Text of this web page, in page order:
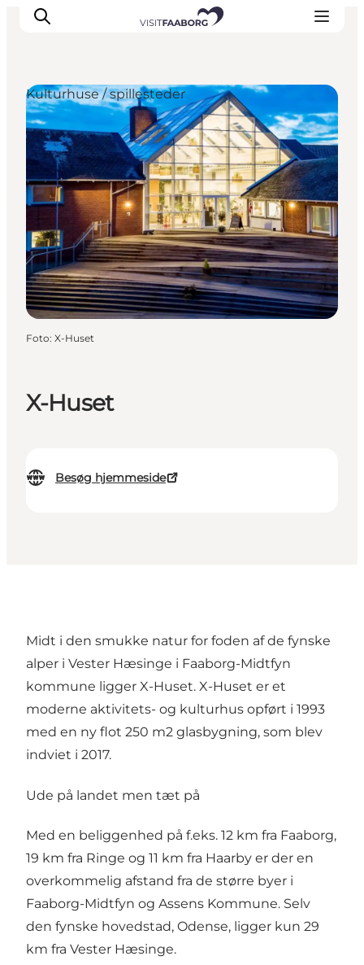
Overnatning
Spisesteder
Oplevelser
Øhop
Outdoor
Det sker
X-Huset
Besøg hjemmeside
Kulturhuse / spillesteder
Foto: X-Huset
Midt i den smukke natur for foden af de fynske
alper i Vester Hæsinge i Faaborg-Midtfyn
kommune ligger X-Huset. X-Huset er et
moderne aktivitets- og kulturhus opført i 1993
med en ny flot 250 m2 glasbygning, som blev
indviet i 2017.
Ude på landet men tæt på
Med en beliggenhed på f.eks. 12 km fra Faaborg,
19 km fra Ringe og 11 km fra Haarby er der en
overkommelig afstand fra de større byer i
Faaborg-Midtfyn og Assens Kommune. Selv
den fynske hovedstad, Odense, ligger kun 29
km fra Vester Hæsinge.